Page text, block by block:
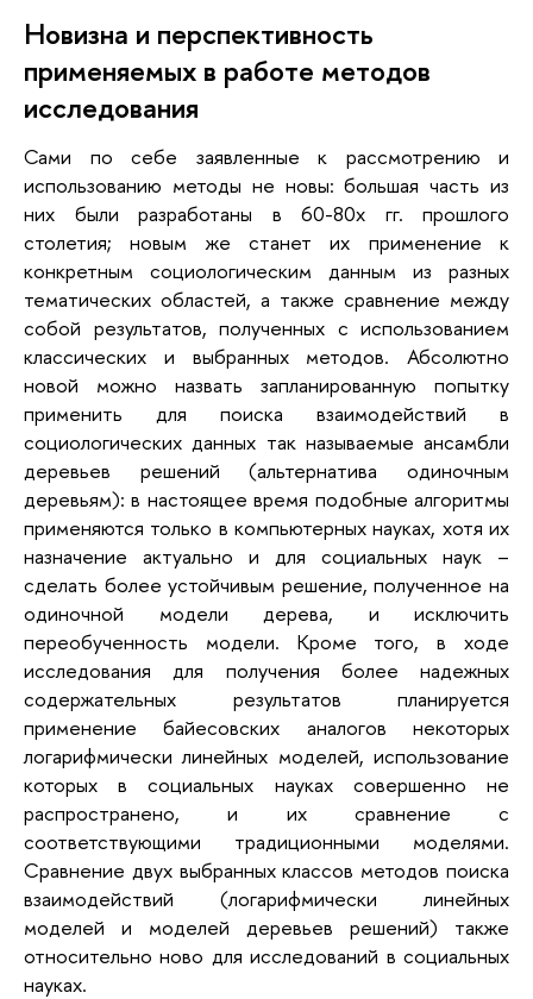
Новизна и перспективность
применяемых в работе методов
исследования
Сами по себе заявленные к рассмотрению и
использованию методы не новы: большая часть из
них были разработаны в 60-80х гг. прошлого
столетия; новым же станет их применение к
конкретным социологическим данным из разных
тематических областей, а также сравнение между
собой результатов, полученных с использованием
классических и выбранных методов. Абсолютно
новой можно назвать запланированную попытку
применить для поиска взаимодействий в
социологических данных так называемые ансамбли
деревьев решений (альтернатива одиночным
деревьям): в настоящее время подобные алгоритмы
применяются только в компьютерных науках, хотя их
назначение актуально и для социальных наук –
сделать более устойчивым решение, полученное на
одиночной модели дерева, и исключить
переобученность модели. Кроме того, в ходе
исследования для получения более надежных
содержательных результатов планируется
применение байесовских аналогов некоторых
логарифмически линейных моделей, использование
которых в социальных науках совершенно не
распространено, и их сравнение с
соответствующими традиционными моделями.
Сравнение двух выбранных классов методов поиска
взаимодействий (логарифмически линейных
моделей и моделей деревьев решений) также
относительно ново для исследований в социальных
науках.